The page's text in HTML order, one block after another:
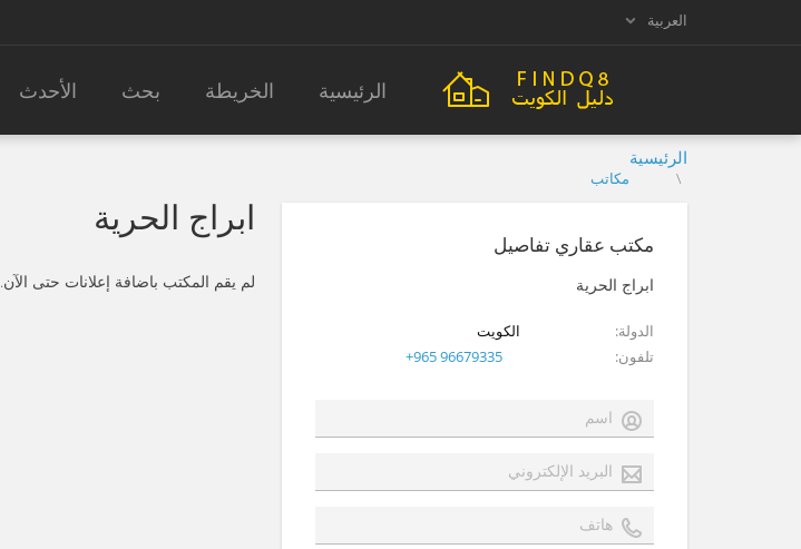
العربية
الرئيسية الخريطة بحث الأحدث
الرئيسية
مكاتب
مكتب عقاري تفاصيل
ابراج الحرية
الدولة
الكويت
تلفون
+965 96679335
ابراج الحرية
لم يقم المكتب باضافة إعلانات حتى الآن.